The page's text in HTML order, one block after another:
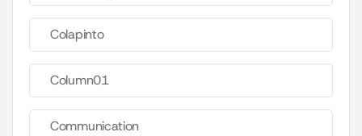
Colapinto
Column01
Communication